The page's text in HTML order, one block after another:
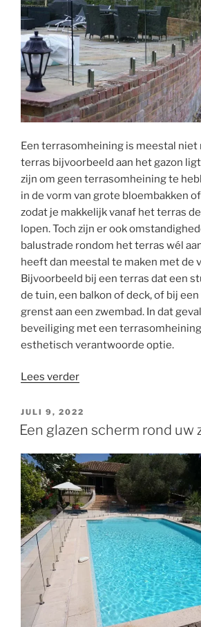
Een terrasomheining is meestal niet
terras bijvoorbeeld aan het gazon
zijn om geen terrasomheining te
in de vorm van grote bloembakken
zodat je makkelijk vanaf het terras
lopen. Toch zijn er ook
balustrade rondom het terras wél
heeft dan meestal te maken met de
Bijvoorbeeld bij een terras dat een
de tuin, een balkon of deck, of bij
grenst aan een zwembad. In dat
beveiliging met een
esthetisch verantwoorde optie.
Lees verder“Terrasomheining
glas
als
of
windscherm”
GEPLAATST
OP
JULI 9, 2022
Een glazen scherm rond uw